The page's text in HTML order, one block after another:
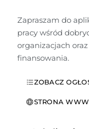
Zapraszam do
pracy wśród
organizacjach
finansowania.
ZOBACZ
STRONA WWW